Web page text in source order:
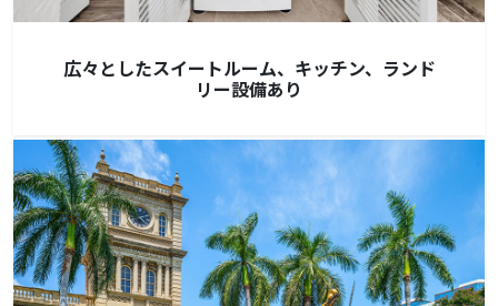
広々としたスイートルーム、キッチン、ランド
リー設備あり